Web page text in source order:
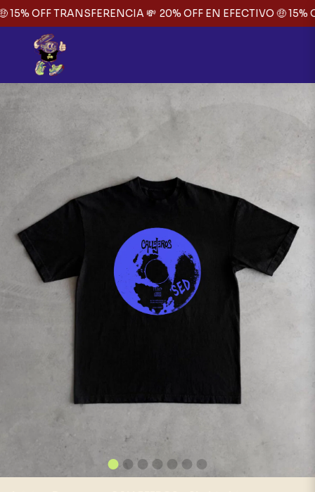
OFF TRANSFERENCIA 💸 20% OFF EN EFECTIVO 🤑 15%